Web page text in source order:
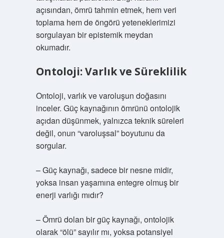
açısından, ömrü tahmin etmek, hem veri
toplama hem de öngörü yeteneklerimizi
sorgulayan bir epistemik meydan
okumadır.
Ontoloji: Varlık ve Süreklilik
Ontoloji, varlık ve varoluşun doğasını
inceler. Güç kaynağının ömrünü ontolojik
açıdan düşünmek, yalnızca teknik süreleri
değil, onun “varoluşsal” boyutunu da
sorgular.
– Güç kaynağı, sadece bir nesne midir,
yoksa insan yaşamına entegre olmuş bir
enerji varlığı mıdır?
– Ömrü dolan bir güç kaynağı, ontolojik
olarak “ölü” sayılır mı, yoksa potansiyel